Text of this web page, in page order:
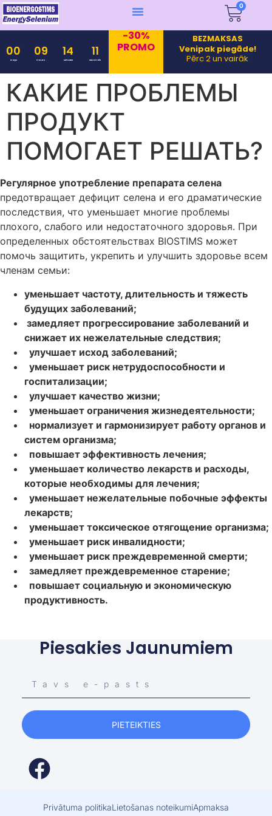
0
00
Days
09
Hours
14
Minutes
11
Seconds
-30%
PROMO
BEZMAKSAS
Venipak piegāde!
Pērc 2 un vairāk
КАКИЕ ПРОБЛЕМЫ
ПРОДУКТ
ПОМОГАЕТ РЕШАТЬ?
Регулярное употребление препарата селена
предотвращает дефицит селена и его драматические
последствия, что уменьшает многие проблемы
плохого, слабого или недостаточного здоровья. При
определенных обстоятельствах BIOSTIMS может
помочь защитить, укрепить и улучшить здоровье всем
членам семьи:
уменьшает частоту, длительность и тяжесть
будущих заболеваний;
замедляет прогрессирование заболеваний и
снижает их нежелательные следствия;
улучшает исход заболеваний;
уменьшает риск нетрудоспособности и
госпитализации;
улучшает качество жизни;
уменьшает ограничения жизнедеятельности;
нормализует и гармонизирует работу органов и
систем организма;
повышает эффективность лечения;
уменьшает количество лекарств и расходы,
которые необходимы для лечения;
уменьшает нежелательные побочные эффекты
лекарств;
уменьшает токсическое отягощение организма;
уменьшает риск инвалидности;
уменьшает риск преждевременной смерти;
замедляет преждевременное старение;
повышает социальную и экономическую
продуктивность.
Piesakies Jaunumiem
PIETEIKTIES
Privātuma politikaLietošanas noteikumiApmaksa